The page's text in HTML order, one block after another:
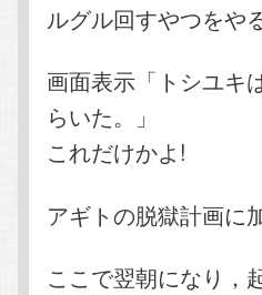
ルグル回すやつをや
画面表示「トシユキ
らいた。」
これだけかよ!
アギトの脱獄計画に
ここで翌朝になり，